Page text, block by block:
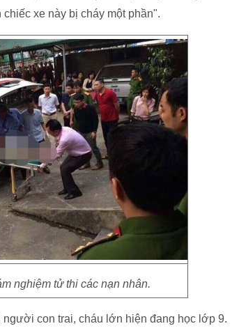
xe này bị cháy một phần".
nghiệm tử thi các nạn nhân.
con trai, cháu lớn hiện đang học lớp 9.